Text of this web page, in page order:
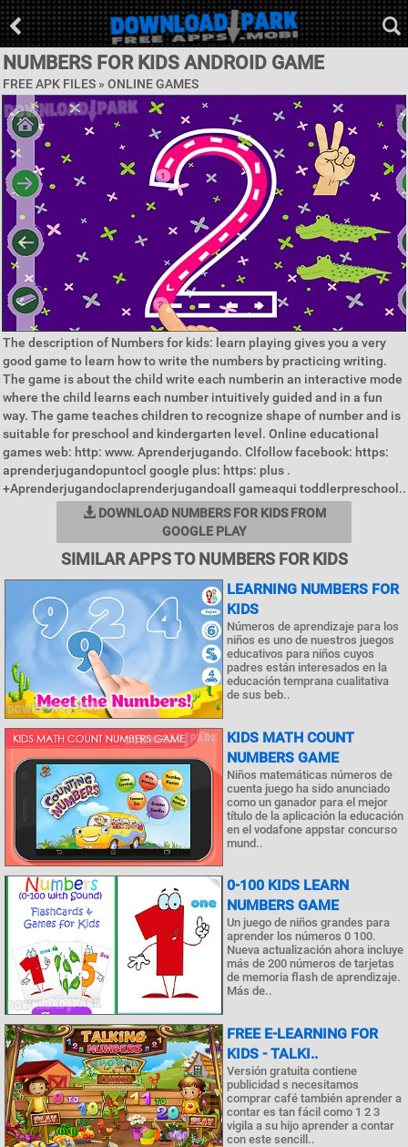
NUMBERS FOR KIDS ANDROID GAME
FREE APK FILES » ONLINE GAMES
The description of Numbers for kids: learn playing gives you a very
good game to learn how to write the numbers by practicing writing.
The game is about the child write each numberin an interactive mode
where the child learns each number intuitively guided and in a fun
way. The game teaches children to recognize shape of number and is
suitable for preschool and kindergarten level. Online educational
games web: http: www. Aprenderjugando. Clfollow facebook: https:
aprenderjugandopuntocl google plus: https: plus .
+Aprenderjugandoclaprenderjugandoall gameaqui toddlerpreschool..
DOWNLOAD NUMBERS FOR KIDS FROM
GOOGLE PLAY
SIMILAR APPS TO NUMBERS FOR KIDS
LEARNING NUMBERS FOR
KIDS
Números de aprendizaje para los
niños es uno de nuestros juegos
educativos para niños cuyos
padres están interesados en la
educación temprana cualitativa
de sus beb..
KIDS MATH COUNT
NUMBERS GAME
Niños matemáticas números de
cuenta juego ha sido anunciado
como un ganador para el mejor
título de la aplicación la educación
en el vodafone appstar concurso
mund..
0-100 KIDS LEARN
NUMBERS GAME
Un juego de niños grandes para
aprender los números 0 100.
Nueva actualización ahora incluye
más de 200 números de tarjetas
de memoria flash de aprendizaje.
Más de..
FREE E-LEARNING FOR
KIDS - TALKI..
Versión gratuita contiene
publicidad s necesitamos
comprar café también aprender a
contar es tan fácil como 1 2 3
vigila a su hijo aprender a contar
con este sencill..